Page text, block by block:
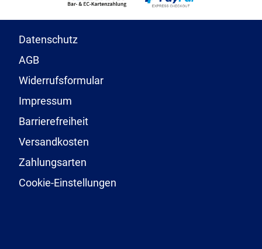
Datenschutz
AGB
Widerrufsformular
Impressum
Barrierefreiheit
Versandkosten
Zahlungsarten
Cookie-Einstellungen